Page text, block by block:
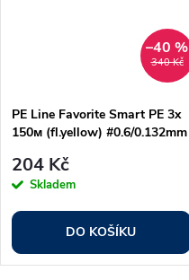
340 Kč
–40 %
PE Line Favorite Smart PE 3x
150м (fl.yellow) #0.6/0.132mm
204 Kč
Skladem
DO KOŠÍKU